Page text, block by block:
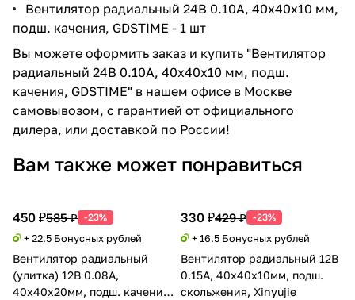
Вентилятор радиальный 24В 0.10А, 40х40х10 мм,
подш. качения, GDSTIME - 1 шт
Вы можете оформить заказ и купить "Вентилятор
радиальный 24В 0.10А, 40х40х10 мм, подш.
качения, GDSTIME" в нашем офисе в Москве
самовывозом, с гарантией от официального
дилера, или доставкой по России!
Вам также может понравиться
450 ₽585 ₽ -23%
+ 22.5 Бонусных рублей
Вентилятор радиальный
(улитка) 12В 0.08А,
40х40х20мм, подш. качения,
330 ₽429 ₽ -23%
+ 16.5 Бонусных рублей
Вентилятор радиальный 12В
0.15А, 40х40х10мм, подш.
скольжения, Xinyujie